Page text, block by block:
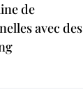
de
avec des